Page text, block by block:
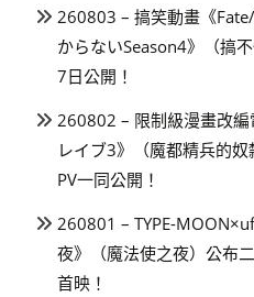
260803 – 搞笑動畫《
からないSeason4》（搞
7日公開！
260802 – 限制級漫畫改
レイブ3》（魔都精兵的
PV一同公開！
260801 – TYPE-
夜》（魔法使之夜）公布
首映！